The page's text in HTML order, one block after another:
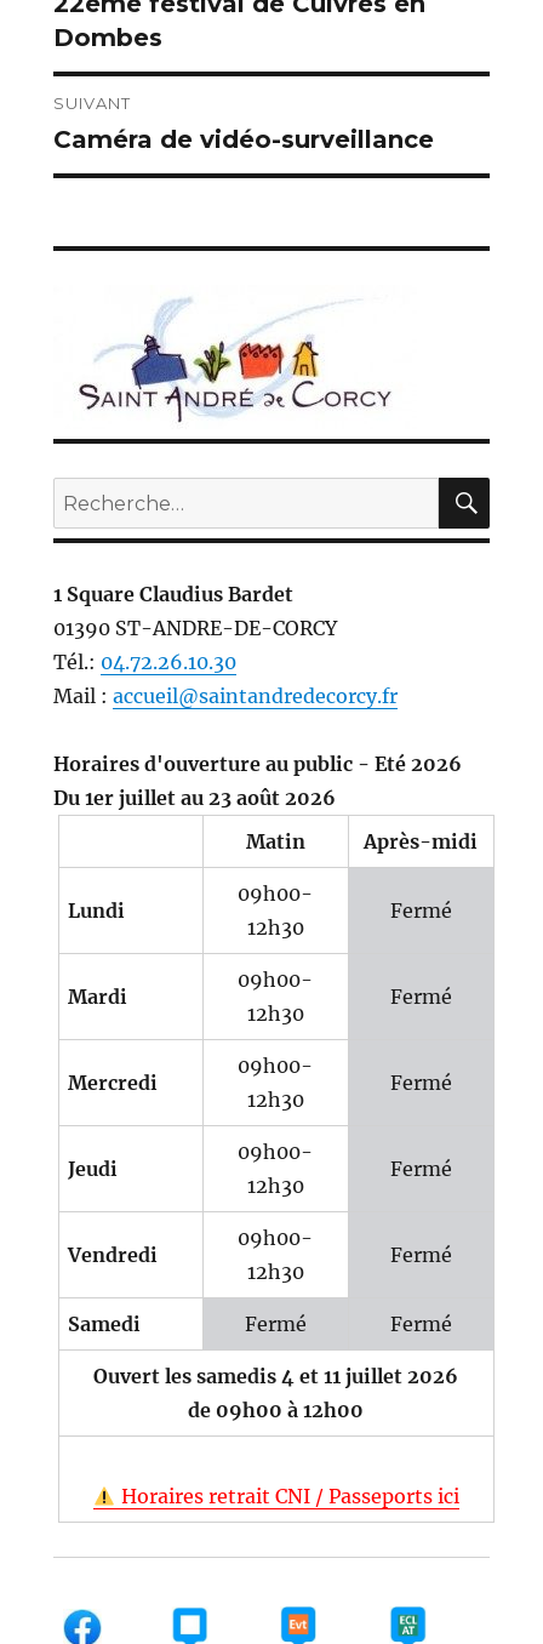
de
l’article
Publication
précédente :
Dombes
SUIVANT
Publication
suivante :
Caméra de vidéo-surveillance
Recherche
pour :
1 Square Claudius Bardet
01390 ST-ANDRE-DE-CORCY
Tél.: 04.72.26.10.30
Mail : accueil@saintandredecorcy.fr
Horaires d'ouverture au public - Eté 2026
Du 1er juillet au 23 août 2026
Matin
Après-midi
Lundi
09h00-
12h30
Fermé
Mardi
09h00-
12h30
Fermé
Mercredi
09h00-
12h30
Fermé
Jeudi
09h00-
12h30
Fermé
Vendredi
09h00-
12h30
Fermé
Samedi Fermé Fermé
Ouvert les samedis 4 et 11 juillet 2026
de 09h00 à 12h00
Horaires retrait CNI / Passeports ici